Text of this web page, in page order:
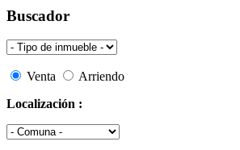
Buscador
Venta
Arriendo
Localización :